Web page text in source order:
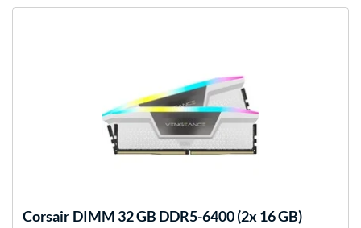
Corsair DIMM 32 GB DDR5-6400 (2x 16 GB)